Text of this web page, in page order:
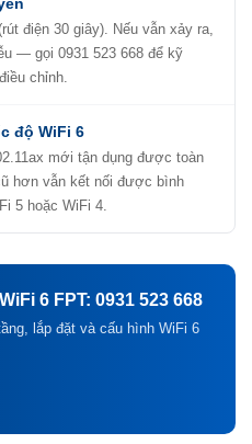
điện 30 giây). Nếu vẫn xảy ra,
— gọi 0931 523 668 để kỹ
chỉnh.
độ WiFi 6
mới tận dụng được toàn
hơn vẫn kết nối được bình
5 hoặc WiFi 4.
6 FPT: 0931 523 668
lắp đặt và cấu hình WiFi 6